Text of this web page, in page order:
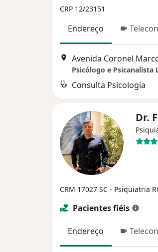
CRP 12/23151
Endereço
Psicólogo e Psicanalista
Consulta Psicologia
Dr.
CRM 17027 SC - Psiquiatria
Pacientes fiéis
Endereço